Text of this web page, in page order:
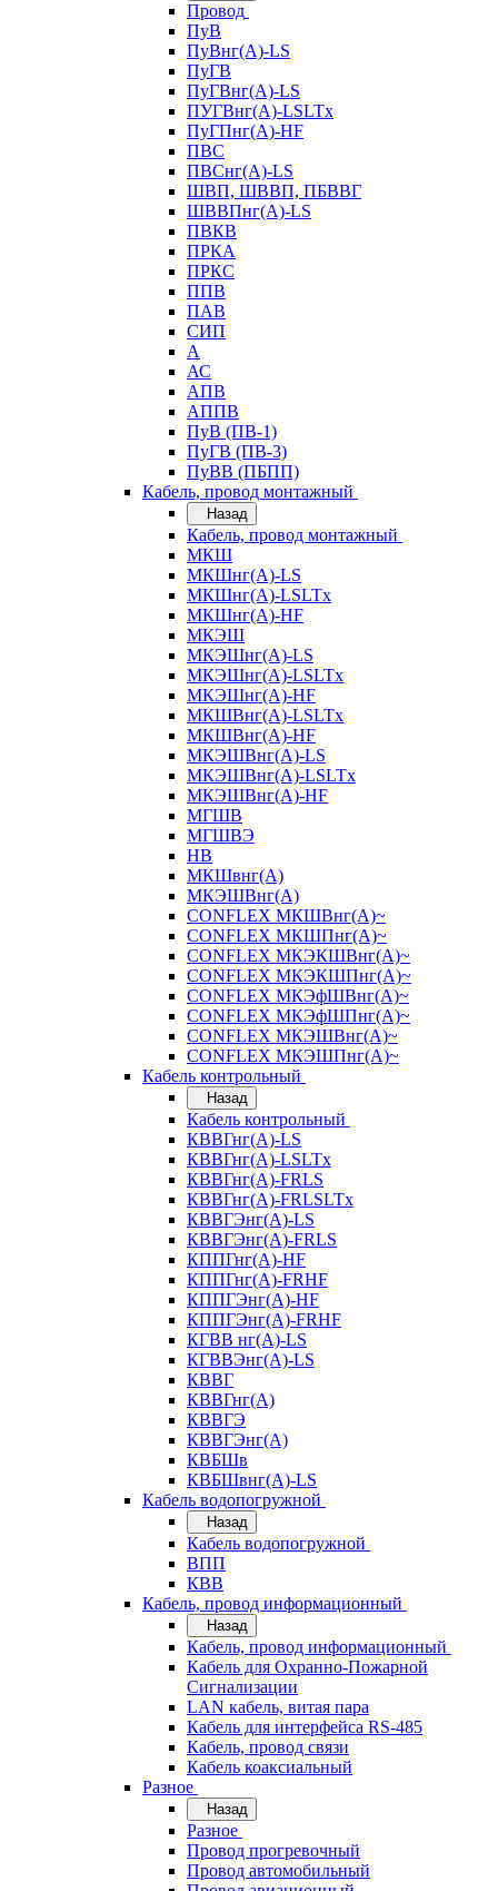
Провод
ПуВ
ПуВнг(А)-LS
ПуГВ
ПуГВнг(А)-LS
ПУГВнг(А)-LSLTx
ПуГПнг(А)-HF
ПВС
ПВСнг(А)-LS
ШВП, ШВВП, ПБВВГ
ШВВПнг(А)-LS
ПВКВ
ПРКА
ПРКС
ППВ
ПАВ
СИП
А
АС
АПВ
АППВ
ПуВ (ПВ-1)
ПуГВ (ПВ-3)
ПуВВ (ПБПП)
Кабель, провод монтажный
Назад
Кабель, провод монтажный
МКШ
МКШнг(А)-LS
МКШнг(А)-LSLTx
МКШнг(А)-HF
МКЭШ
МКЭШнг(А)-LS
МКЭШнг(А)-LSLTx
МКЭШнг(А)-HF
МКШВнг(A)-LSLTx
МКШВнг(А)-HF
МКЭШВнг(А)-LS
МКЭШВнг(A)-LSLTx
МКЭШВнг(А)-HF
МГШВ
МГШВЭ
НВ
МКШвнг(А)
МКЭШВнг(А)
CONFLEX МКШВнг(А)~
CONFLEX МКШПнг(А)~
CONFLEX МКЭКШВнг(А)~
CONFLEX МКЭКШПнг(А)~
CONFLEX МКЭфШВнг(А)~
CONFLEX МКЭфШПнг(А)~
CONFLEX МКЭШВнг(А)~
CONFLEX МКЭШПнг(А)~
Кабель контрольный
Назад
Кабель контрольный
КВВГнг(А)-LS
КВВГнг(А)-LSLTx
КВВГнг(А)-FRLS
КВВГнг(А)-FRLSLTx
КВВГЭнг(А)-LS
КВВГЭнг(А)-FRLS
КППГнг(А)-HF
КППГнг(А)-FRHF
КППГЭнг(А)-HF
КППГЭнг(А)-FRHF
КГВВ нг(А)-LS
КГВВЭнг(А)-LS
КВВГ
КВВГнг(А)
КВВГЭ
КВВГЭнг(А)
КВБШв
КВБШвнг(А)-LS
Кабель водопогружной
Назад
Кабель водопогружной
ВПП
КВВ
Кабель, провод информационный
Назад
Кабель, провод информационный
Кабель для Охранно-Пожарной
Сигнализации
LAN кабель, витая пара
Кабель для интерфейса RS-485
Кабель, провод связи
Кабель коаксиальный
Разное
Назад
Разное
Провод прогревочный
Провод автомобильный